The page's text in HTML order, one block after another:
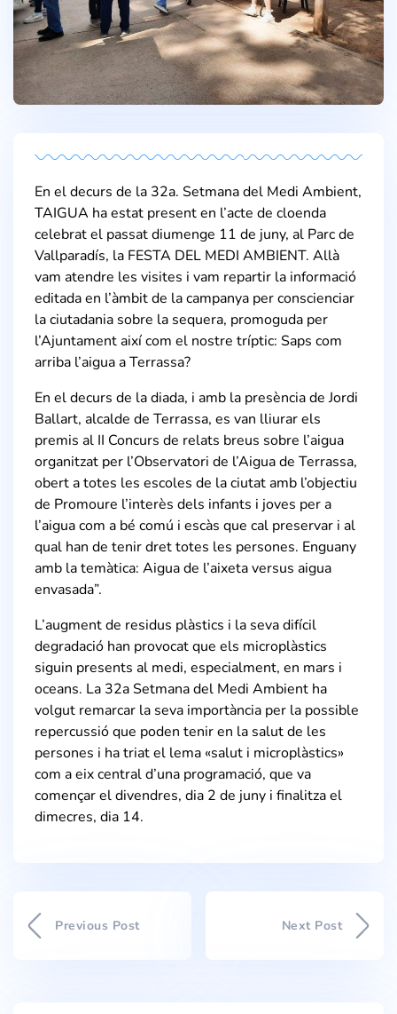
En el decurs de la 32a. Setmana del Medi Ambient,
TAIGUA ha estat present en l’acte de cloenda
celebrat el passat diumenge 11 de juny, al Parc de
Vallparadís, la FESTA DEL MEDI AMBIENT. Allà
vam atendre les visites i vam repartir la informació
editada en l’àmbit de la campanya per conscienciar
la ciutadania sobre la sequera, promoguda per
l’Ajuntament així com el nostre tríptic: Saps com
arriba l’aigua a Terrassa?
En el decurs de la diada, i amb la presència de Jordi
Ballart, alcalde de Terrassa, es van lliurar els
premis al II Concurs de relats breus sobre l’aigua
organitzat per l’Observatori de l’Aigua de Terrassa,
obert a totes les escoles de la ciutat amb l’objectiu
de Promoure l’interès dels infants i joves per a
l’aigua com a bé comú i escàs que cal preservar i al
qual han de tenir dret totes les persones. Enguany
amb la temàtica: Aigua de l’aixeta versus aigua
envasada”.
L’augment de residus plàstics i la seva difícil
degradació han provocat que els microplàstics
siguin presents al medi, especialment, en mars i
oceans. La 32a Setmana del Medi Ambient ha
volgut remarcar la seva importància per la possible
repercussió que poden tenir en la salut de les
persones i ha triat el lema «salut i microplàstics»
com a eix central d’una programació, que va
començar el divendres, dia 2 de juny i finalitza el
dimecres, dia 14.
Previous Post Next Post